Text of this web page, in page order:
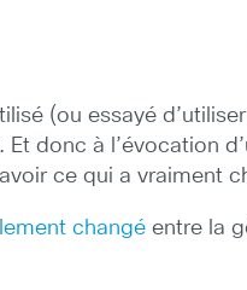
(ou essayé
Et donc à l’évocation
ce qui a vraiment
changé entre la